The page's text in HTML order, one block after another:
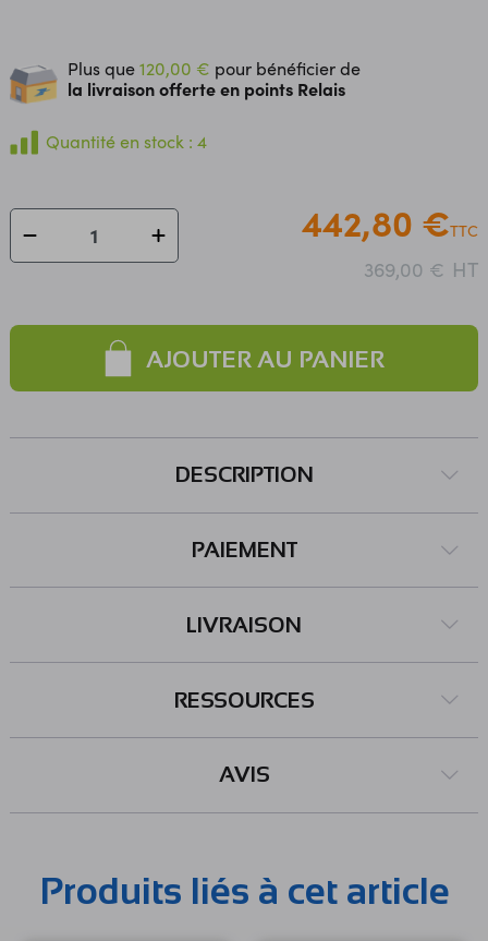
Plus que120,00 € pour bénéficier de
la livraison offerte en points Relais
Quantité en stock : 4
442,80 €TTC
369,00 € HT
AJOUTER AU PANIER
DESCRIPTION
PAIEMENT
LIVRAISON
RESSOURCES
AVIS
Produits liés à cet article